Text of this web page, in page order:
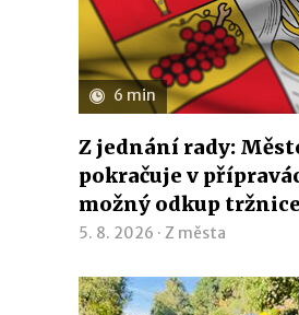
6 min
Z jednání rady:
pokračuje v
možný odkup
5. 8. 2026 · Z města